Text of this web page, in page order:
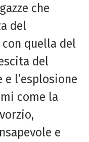
che
del
quella del
del
l’esplosione
come la
e